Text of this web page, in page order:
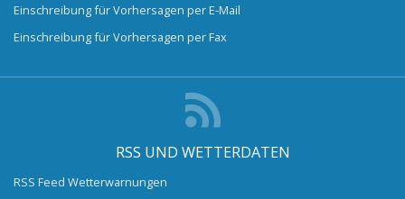
Einschreibung für Vorhersagen per E-Mail
Einschreibung für Vorhersagen per Fax
RSS UND WETTERDATEN
RSS Feed Wetterwarnungen